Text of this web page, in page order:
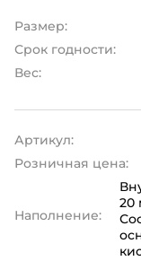
Размер:
Срок годности:
Вес:
Артикул:
Розничная цена:
Наполнение:
20